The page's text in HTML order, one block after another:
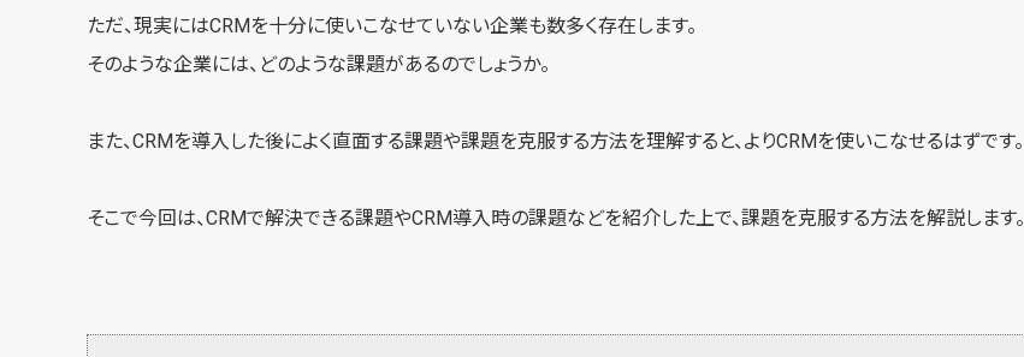
ただ、現実にはCRMを十分に使いこなせていない企業も数多く存在します。
そのような企業には、どのような課題があるのでしょうか。
また、CRMを導入した後によく直面する課題や課題を克服する方法を理解すると、よりCRMを使いこなせるはずです。
そこで今回は、CRMで解決できる課題やCRM導入時の課題などを紹介した上で、課題を克服する方法を解説します。